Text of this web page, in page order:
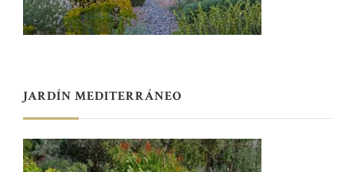
JARDÍN MEDITERRÁNEO